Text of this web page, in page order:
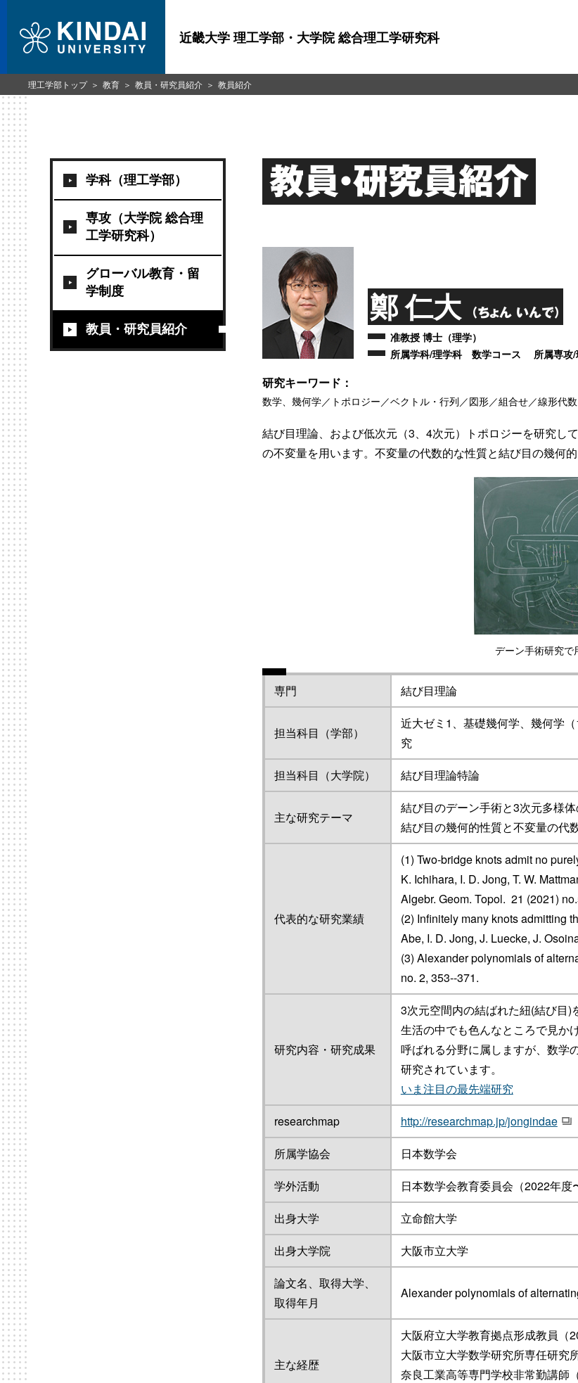
近畿大学 理工学部・大学院 総合理工学研究科
学科（理工学部）
専攻（大学院 総合理
工学研究科）
グローバル教育・留
学制度
教員・研究員紹介
教員・研究員紹介
鄭 仁大 （ちょん いんで）
准教授 博士（理学）
所属学科/理学科 数学コース 所属専攻/
研究キーワード：
数学、幾何学／トポロジー／ベクトル・行列／図形／組合せ／線形代数
結び目理論、および低次元（3、4次元）トポロジーを研究し
の不変量を用います。不変量の代数的な性質と結び目の幾何
デーン手術研究で
専門 結び目理論
担当科目（学部）
近大ゼミ1、基礎幾何学、幾何学
究
担当科目（大学院）
結び目理論特論
主な研究テーマ
結び目のデーン手術と3次元多様
結び目の幾何的性質と不変量の代
代表的な研究業績
(1) Two-bridge knots admit no
K. Ichihara, I. D. Jong, T. W.
Algebr. Geom. Topol. 21 (2021)
(2) Infinitely many knots admitting
Abe, I. D. Jong, J. Luecke, J.
(3) Alexander polynomials of
no. 2, 353--371.
研究内容・研究成果
3次元空間内の結ばれた紐(結び目
生活の中でも色んなところで見か
呼ばれる分野に属しますが、数学
研究されています。
いま注目の最先端研究
researchmap
http://researchmap.jp/jongindae
所属学協会
日本数学会
学外活動
日本数学会教育委員会（2022年度
出身大学
立命館大学
出身大学院
大阪市立大学
論文名、取得大学、
取得年月
Alexander polynomials of
主な経歴
大阪府立大学教育拠点形成教員（
大阪市立大学数学研究所専任研究
奈良工業高等専門学校非常勤講師
理工学部トップ 教育 教員・研究員紹介 教員紹介